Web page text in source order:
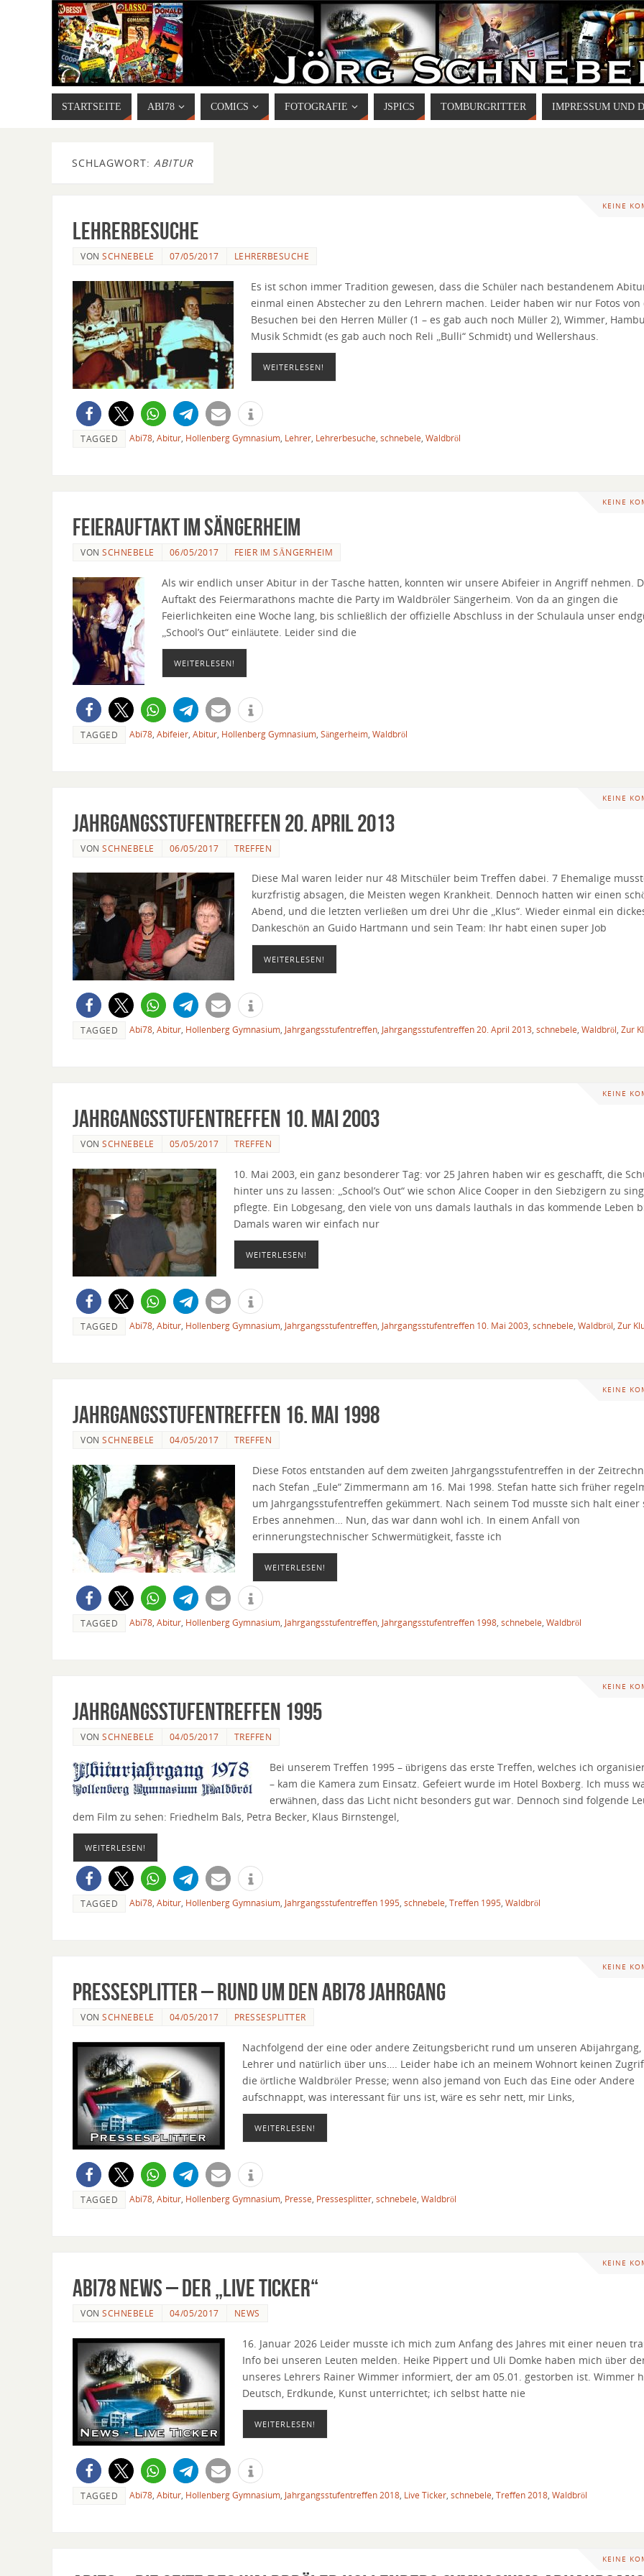
STARTSEITE ABI78 COMICS FOTOGRAFIE JSPICS TOMBURGRITTER IMPRESSUM UND
SCHLAGWORT: ABITUR
KEINE
Lehrerbesuche
VON SCHNEBELE 07/05/2017 LEHRERBESUCHE
Es ist schon immer Tradition gewesen, dass die Schüler nach bestandenem
einmal einen Abstecher zu den Lehrern machen. Leider haben wir nur Fotos von
Besuchen bei den Herren Müller (1 – es gab auch noch Müller 2), Wimmer,
Musik Schmidt (es gab auch noch Reli „Bulli“ Schmidt) und Wellershaus.
WEITERLESEN!
TAGGED Abi78 Abitur Hollenberg Gymnasium Lehrer Lehrerbesuche schnebele Waldbröl
KEINE
Feierauftakt im Sängerheim
VON SCHNEBELE 06/05/2017 FEIER IM SÄNGERHEIM
Als wir endlich unser Abitur in der Tasche hatten, konnten wir unsere Abifeier in Angriff nehmen.
Auftakt des Feiermarathons machte die Party im Waldbröler Sängerheim. Von da an gingen die
Feierlichkeiten eine Woche lang, bis schließlich der offizielle Abschluss in der Schulaula unser
„School’s Out“ einläutete. Leider sind die
WEITERLESEN!
TAGGED Abi78 Abifeier Abitur Hollenberg Gymnasium Sängerheim Waldbröl
KEINE
Jahrgangsstufentreffen 20. April 2013
VON SCHNEBELE 06/05/2017 TREFFEN
Diese Mal waren leider nur 48 Mitschüler beim Treffen dabei. 7 Ehemalige
kurzfristig absagen, die Meisten wegen Krankheit. Dennoch hatten wir einen
Abend, und die letzten verließen um drei Uhr die „Klus“. Wieder einmal ein
Dankeschön an Guido Hartmann und sein Team: Ihr habt einen super Job
WEITERLESEN!
TAGGED Abi78, Abitur, Hollenberg Gymnasium, Jahrgangsstufentreffen, Jahrgangsstufentreffen 20. April 2013, schnebele, Waldbröl, Zur
KEINE
Jahrgangsstufentreffen 10. Mai 2003
VON SCHNEBELE 05/05/2017 TREFFEN
10. Mai 2003, ein ganz besonderer Tag: vor 25 Jahren haben wir es geschafft, die
hinter uns zu lassen: „School’s Out“ wie schon Alice Cooper in den Siebzigern zu
pflegte. Ein Lobgesang, den viele von uns damals lauthals in das kommende Leben
Damals waren wir einfach nur
WEITERLESEN!
TAGGED Abi78, Abitur, Hollenberg Gymnasium, Jahrgangsstufentreffen, Jahrgangsstufentreffen 10. Mai 2003, schnebele, Waldbröl, Zur
KEINE
Jahrgangsstufentreffen 16. Mai 1998
VON SCHNEBELE 04/05/2017 TREFFEN
Diese Fotos entstanden auf dem zweiten Jahrgangsstufentreffen in der
nach Stefan „Eule“ Zimmermann am 16. Mai 1998. Stefan hatte sich früher
um Jahrgangsstufentreffen gekümmert. Nach seinem Tod musste sich halt einer
Erbes annehmen… Nun, das war dann wohl ich. In einem Anfall von
erinnerungstechnischer Schwermütigkeit, fasste ich
WEITERLESEN!
TAGGED Abi78, Abitur, Hollenberg Gymnasium, Jahrgangsstufentreffen, Jahrgangsstufentreffen 1998, schnebele, Waldbröl
KEINE
Jahrgangsstufentreffen 1995
VON SCHNEBELE 04/05/2017 TREFFEN
Bei unserem Treffen 1995 – übrigens das erste Treffen, welches ich
– kam die Kamera zum Einsatz. Gefeiert wurde im Hotel Boxberg. Ich muss
erwähnen, dass das Licht nicht besonders gut war. Dennoch sind folgende
dem Film zu sehen: Friedhelm Bals, Petra Becker, Klaus Birnstengel,
WEITERLESEN!
TAGGED Abi78 Abitur Hollenberg Gymnasium Jahrgangsstufentreffen 1995 schnebele Treffen 1995 Waldbröl
KEINE
Pressesplitter – Rund um den Abi78 Jahrgang
VON SCHNEBELE 04/05/2017 PRESSESPLITTER
Nachfolgend der eine oder andere Zeitungsbericht rund um unseren Abijahrgang,
Lehrer und natürlich über uns…. Leider habe ich an meinem Wohnort keinen
die örtliche Waldbröler Presse; wenn also jemand von Euch das Eine oder Andere
aufschnappt, was interessant für uns ist, wäre es sehr nett, mir Links,
WEITERLESEN!
TAGGED Abi78 Abitur Hollenberg Gymnasium Presse Pressesplitter schnebele Waldbröl
KEINE
Abi78 News – Der „Live Ticker“
VON SCHNEBELE 04/05/2017 NEWS
16. Januar 2026 Leider musste ich mich zum Anfang des Jahres mit einer neuen
Info bei unseren Leuten melden. Heike Pippert und Uli Domke haben mich über
unseres Lehrers Rainer Wimmer informiert, der am 05.01. gestorben ist. Wimmer
Deutsch, Erdkunde, Kunst unterrichtet; ich selbst hatte nie
WEITERLESEN!
TAGGED Abi78 Abitur Hollenberg Gymnasium Jahrgangsstufentreffen 2018 Live Ticker schnebele Treffen 2018 Waldbröl
KEINE